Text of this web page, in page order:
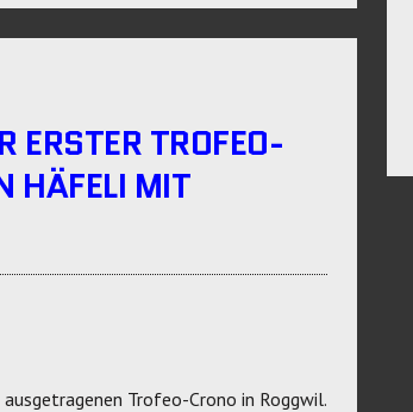
ERSTER TROFEO-
HÄFELI MIT
Trofeo-Crono in Roggwil.